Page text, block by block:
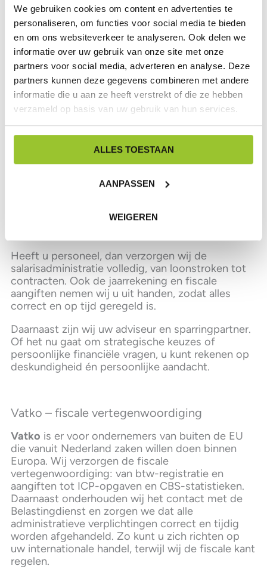
We gebruiken cookies om content en advertenties te
personaliseren, om functies voor social media te bieden
en om ons websiteverkeer te analyseren. Ook delen we
informatie over uw gebruik van onze site met onze
partners voor social media, adverteren en analyse. Deze
partners kunnen deze gegevens combineren met andere
informatie die u aan ze heeft verstrekt of die ze hebben
verzameld op basis van uw gebruik van hun services.
ALLES TOESTAAN
AANPASSEN
WEIGEREN
ook oog heeft voor de menselijke kant
Persoonlijke begeleiding, zonder lange
wachttijden of afstandelijke
benadering
U hecht waarde aan deskundigheid,
gecombineerd met een gemoedelijke
sfeer
elke fase van uw onderneming. Samen vertalen
overzichtelijk en up-to-date, zodat u altijd inzicht
Heeft u personeel, dan verzorgen wij de
salarisadministratie volledig, van loonstroken tot
contracten. Ook de jaarrekening en fiscale
aangiften nemen wij u uit handen, zodat alles
correct en op tijd geregeld is.
Daarnaast zijn wij uw adviseur en sparringpartner.
Of het nu gaat om strategische keuzes of
persoonlijke financiële vragen, u kunt rekenen op
deskundigheid én persoonlijke aandacht.
Vatko – fiscale vertegenwoordiging
Vatko is er voor ondernemers van buiten de EU
die vanuit Nederland zaken willen doen binnen
Europa. Wij verzorgen de fiscale
vertegenwoordiging: van btw-registratie en
aangiften tot ICP-opgaven en CBS-statistieken.
Daarnaast onderhouden wij het contact met de
Belastingdienst en zorgen we dat alle
administratieve verplichtingen correct en tijdig
worden afgehandeld. Zo kunt u zich richten op
uw internationale handel, terwijl wij de fiscale kant
regelen.